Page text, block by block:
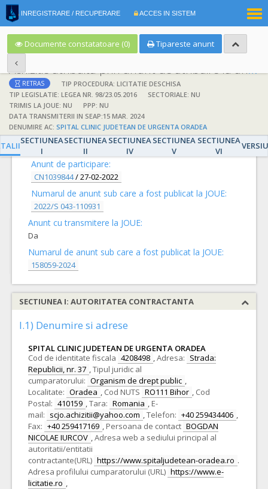
INREGISTRARE / RECUPERARE ACCES IN SISTEM
Documente constatatoare (0) Tipareste anunt
Achizitie atribuita prin anunt de atribuire la anunt de participare
RETRAS
TIP PROCEDURA: LICITATIE DESCHISA
TIP LEGISLATIE: LEGEA NR. 98/23.05.2016
SECTORIALE: NU
TRIMIS LA JOUE: NU
PPP: NU
DATA TRANSMITERII IN SEAP:15 MAR. 2024
DENUMIRE AC: SPITAL CLINIC JUDETEAN DE URGENTA ORADEA
SECTIUNEA
I
SECTIUNEA
II
SECTIUNEA
IV
SECTIUNEA
V
SECTIUNEA
VI
DETALII
Anunt de participare:
CN1039844/27-02-2022
Numarul de anunt sub care a fost publicat la JOUE:
2022/S 043-110931
Anunt cu transmitere la JOUE:
Da
Numarul de anunt sub care a fost publicat la JOUE:
158059-2024
SECTIUNEA I: AUTORITATEA CONTRACTANTA
I.1) Denumire si adrese
SPITAL CLINIC JUDETEAN DE URGENTA ORADEA
Cod de identitate fiscala 4208498 ,Adresa: Strada:
Republicii, nr. 37 ,Tipul juridic al
cumparatorului: Organism de drept public ,
Localitate: Oradea , Cod NUTS RO111 Bihor , Cod
Postal: 410159 ,Tara: Romania , E-
mail: scjo.achizitii@yahoo.com ,Telefon: +40 259434406 ,
Fax: +40 259417169 , Persoana de contact BOGDAN
NICOLAE IURCOV ,Adresa web a sediului principal al
autoritatii/entitatii
contractante(URL) https://www.spitaljudetean-oradea.ro .
Adresa profilului cumparatorului (URL) https://www.e-
licitatie.ro ,